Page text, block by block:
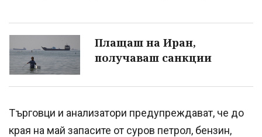
Плащаш на Иран,
получаваш санкции
Търговци и анализатори предупреждават, че до
края на май запасите от суров петрол, бензин,